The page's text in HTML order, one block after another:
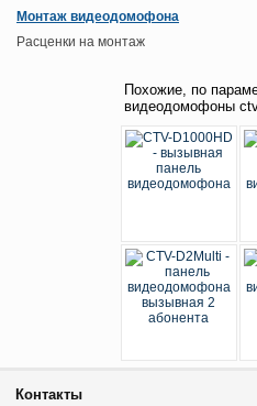
Монтаж видеодомофона
Расценки на монтаж
Похожие, по
видеодомофоны
Контакты